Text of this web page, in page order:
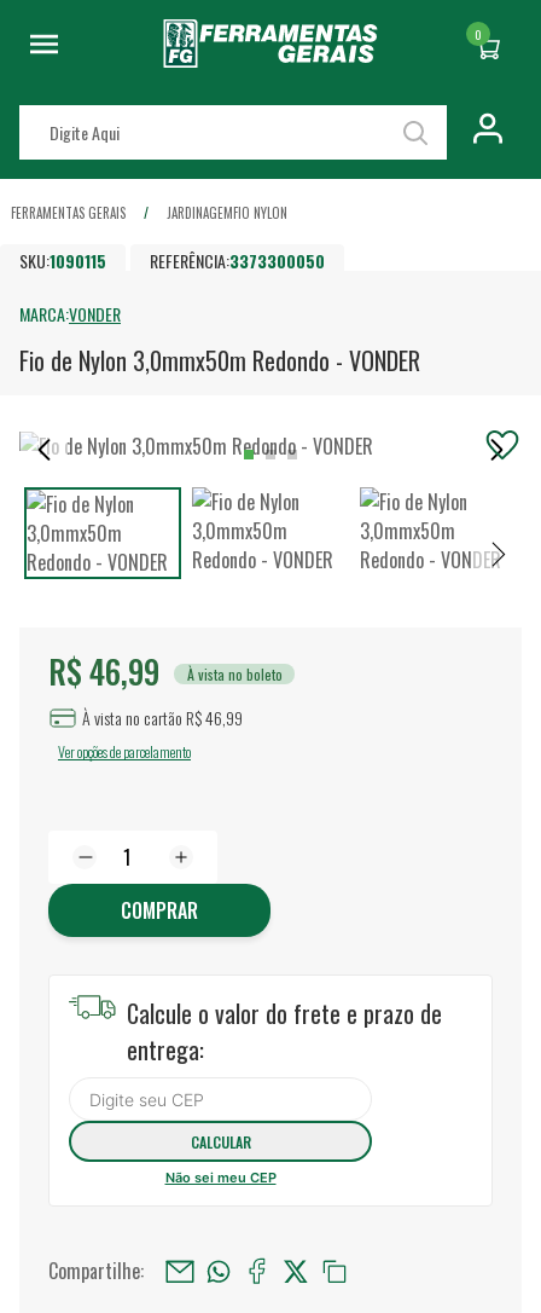
0
FERRAMENTAS GERAIS JARDINAGEMFIO NYLON
SKU:1090115 REFERÊNCIA:3373300050
MARCA:VONDER
Fio de Nylon 3,0mmx50m Redondo - VONDER
R$ 46,99 À vista no boleto
À vista no cartão R$ 46,99
Ver opções de parcelamento
COMPRAR
Calcule o valor do frete e prazo de
entrega:
Não sei meu CEP
Compartilhe: